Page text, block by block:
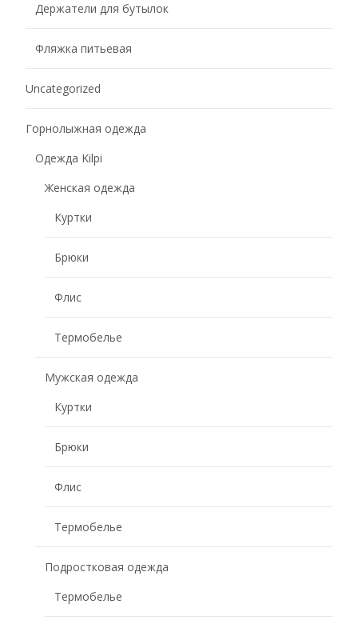
Держатели для бутылок
Фляжка питьевая
Uncategorized
Горнолыжная одежда
Одежда Kilpi
Женская одежда
Куртки
Брюки
Флис
Термобелье
Мужская одежда
Куртки
Брюки
Флис
Термобелье
Подростковая одежда
Термобелье